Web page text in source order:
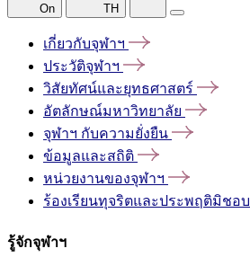
On TH
เกี่ยวกับจุฬาฯ
ประวัติจุฬาฯ
วิสัยทัศน์และยุทธศาสตร์
อัตลักษณ์มหาวิทยาลัย
จุฬาฯ กับความยั่งยืน
ข้อมูลและสถิติ
หน่วยงานของจุฬาฯ
ร้องเรียนทุจริตและประพฤติมิชอบ
รู้จักจุฬาฯ